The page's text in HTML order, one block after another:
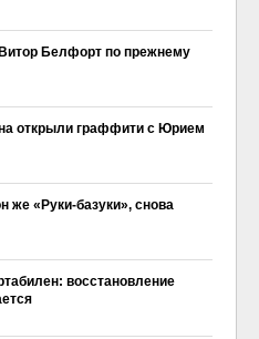
Белфорт по прежнему
открыли граффити с Юрием
же «Руки-базуки», снова
восстановление